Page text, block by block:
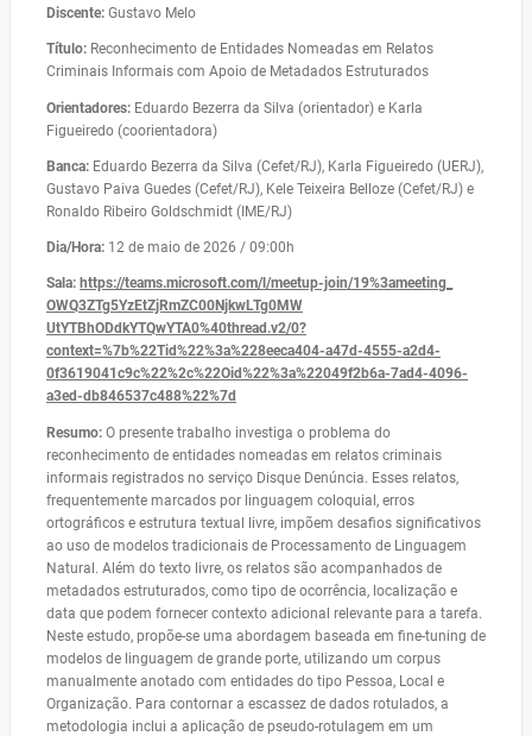
Discente: Gustavo Melo
Título: Reconhecimento de Entidades Nomeadas em Relatos
Criminais Informais com Apoio de Metadados Estruturados
Orientadores: Eduardo Bezerra da Silva (orientador) e Karla
Figueiredo (coorientadora)
Banca: Eduardo Bezerra da Silva (Cefet/RJ), Karla Figueiredo (UERJ),
Gustavo Paiva Guedes (Cefet/RJ), Kele Teixeira Belloze (Cefet/RJ) e
Ronaldo Ribeiro Goldschmidt (IME/RJ)
Dia/Hora: 12 de maio de 2026 / 09:00h
Sala: https://teams.microsoft.com/l/meetup-join/19%3ameeting_
OWQ3ZTg5YzEtZjRmZC00NjkwLTg0MW
UtYTBhODdkYTQwYTA0%40thread.v2/0?
context=%7b%22Tid%22%3a%228eeca404-a47d-4555-a2d4-
0f3619041c9c%22%2c%22Oid%22%3a%22049f2b6a-7ad4-4096-
a3ed-db846537c488%22%7d
Resumo: O presente trabalho investiga o problema do
reconhecimento de entidades nomeadas em relatos criminais
informais registrados no serviço Disque Denúncia. Esses relatos,
frequentemente marcados por linguagem coloquial, erros
ortográficos e estrutura textual livre, impõem desafios significativos
ao uso de modelos tradicionais de Processamento de Linguagem
Natural. Além do texto livre, os relatos são acompanhados de
metadados estruturados, como tipo de ocorrência, localização e
data que podem fornecer contexto adicional relevante para a tarefa.
Neste estudo, propõe-se uma abordagem baseada em fine-tuning de
modelos de linguagem de grande porte, utilizando um corpus
manualmente anotado com entidades do tipo Pessoa, Local e
Organização. Para contornar a escassez de dados rotulados, a
metodologia inclui a aplicação de pseudo-rotulagem em um